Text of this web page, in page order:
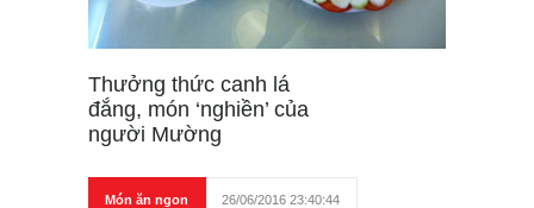
Thưởng thức canh lá
đắng, món ‘nghiền’ của
người Mường
Món ăn ngon 26/06/2016 23:40:44